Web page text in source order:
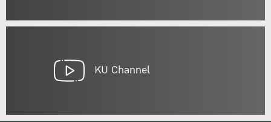
KU Channel